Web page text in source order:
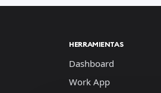
HERRAMIENTAS
Dashboard
Work App